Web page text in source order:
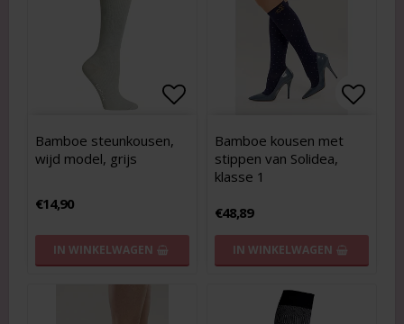
Add to list of favorites
Bamboe steunkousen,
wijd model, grijs
€14,90
IN WINKELWAGEN
Add
Add
Bamboe kousen met
stippen van Solidea,
klasse 1
€48,89
IN WINKELWAGEN